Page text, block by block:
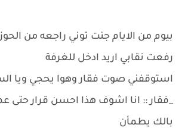
بيوم من الايام جنت توني راجعه من
رفعت نقابي اريد ادخل للغرفة
استوقفني صوت فقار وهوا يحجي ويا
_فقار :: انا اشوف هذا احسن قرار حتى
بالك يطمأن